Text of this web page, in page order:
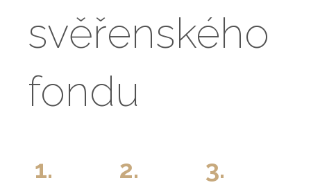
svěřenského
fondu
1. 2. 3.